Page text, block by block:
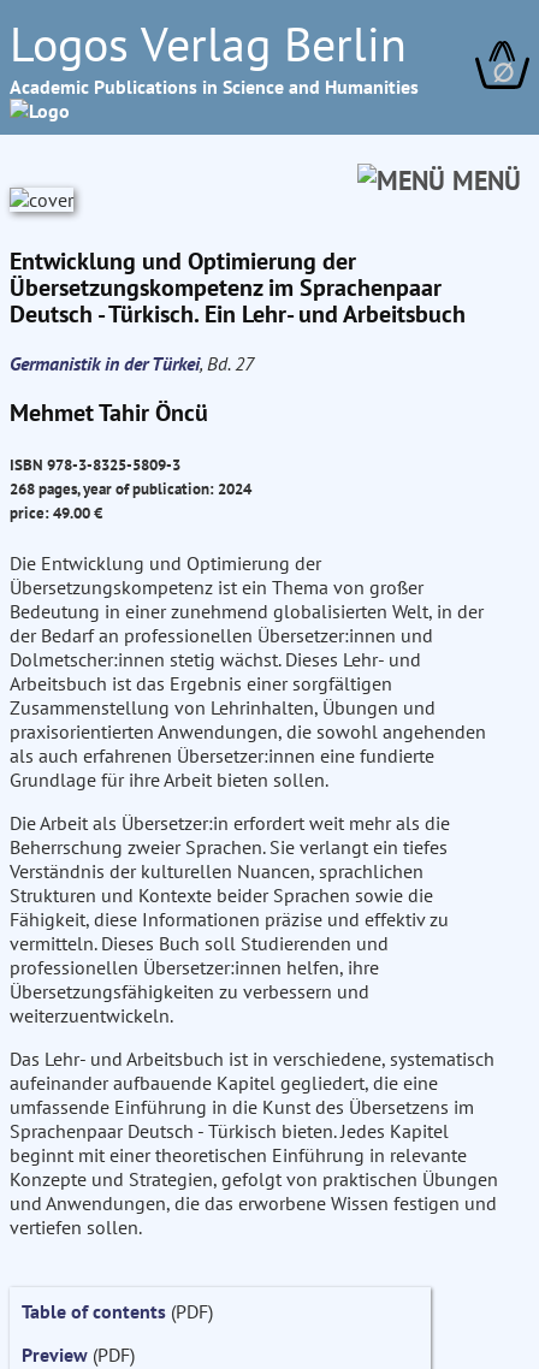
Logos Verlag Berlin
Academic Publications in Science and Humanities ∅
MENÜ
Entwicklung und Optimierung der
Übersetzungskompetenz im Sprachenpaar
Deutsch - Türkisch. Ein Lehr- und Arbeitsbuch
Germanistik in der Türkei, Bd. 27
Mehmet Tahir Öncü
ISBN 978-3-8325-5809-3
268 pages, year of publication: 2024
price: 49.00 €
Die Entwicklung und Optimierung der
Übersetzungskompetenz ist ein Thema von großer
Bedeutung in einer zunehmend globalisierten Welt, in der
der Bedarf an professionellen Übersetzer:innen und
Dolmetscher:innen stetig wächst. Dieses Lehr- und
Arbeitsbuch ist das Ergebnis einer sorgfältigen
Zusammenstellung von Lehrinhalten, Übungen und
praxisorientierten Anwendungen, die sowohl angehenden
als auch erfahrenen Übersetzer:innen eine fundierte
Grundlage für ihre Arbeit bieten sollen.
Die Arbeit als Übersetzer:in erfordert weit mehr als die
Beherrschung zweier Sprachen. Sie verlangt ein tiefes
Verständnis der kulturellen Nuancen, sprachlichen
Strukturen und Kontexte beider Sprachen sowie die
Fähigkeit, diese Informationen präzise und effektiv zu
vermitteln. Dieses Buch soll Studierenden und
professionellen Übersetzer:innen helfen, ihre
Übersetzungsfähigkeiten zu verbessern und
weiterzuentwickeln.
Das Lehr- und Arbeitsbuch ist in verschiedene, systematisch
aufeinander aufbauende Kapitel gegliedert, die eine
umfassende Einführung in die Kunst des Übersetzens im
Sprachenpaar Deutsch - Türkisch bieten. Jedes Kapitel
beginnt mit einer theoretischen Einführung in relevante
Konzepte und Strategien, gefolgt von praktischen Übungen
und Anwendungen, die das erworbene Wissen festigen und
vertiefen sollen.
Table of contents (PDF)
Preview (PDF)